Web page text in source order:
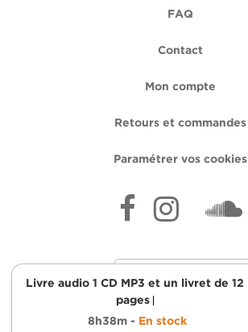
Livre audio 1 CD MP3 et un livret de 12
pages
8h38m En stock
FAQ
Contact
Mon compte
Retours et commandes
Paramétrer vos cookies